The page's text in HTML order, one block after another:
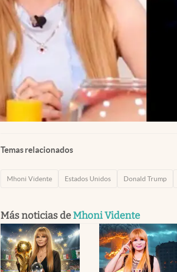
Temas relacionados
Mhoni Vidente Estados Unidos Donald Trump
Más noticias de Mhoni Vidente